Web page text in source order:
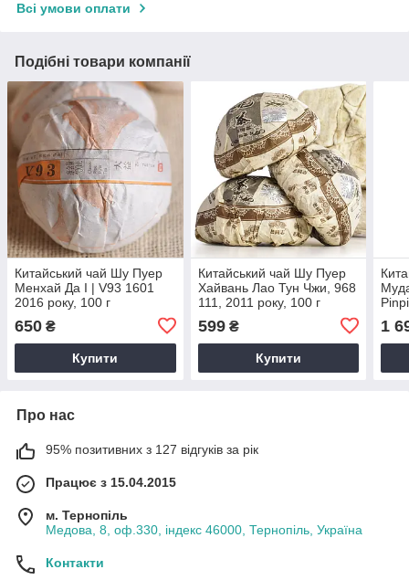
Всі умови оплати
Подібні товари компанії
Китайський чай Шу Пуер
Менхай Да І | V93 1601
2016 року, 100 г
650 ₴
Купити
Китайський чай Шу Пуер
Хайвань Лао Тун Чжи, 968
111, 2011 року, 100 г
599₴
Купити
1
Про нас
95% позитивних з 127 відгуків за рік
Працює з 15.04.2015
м. Тернопіль
Медова, 8, оф.330, індекс 46000, Тернопіль, Україна
Контакти